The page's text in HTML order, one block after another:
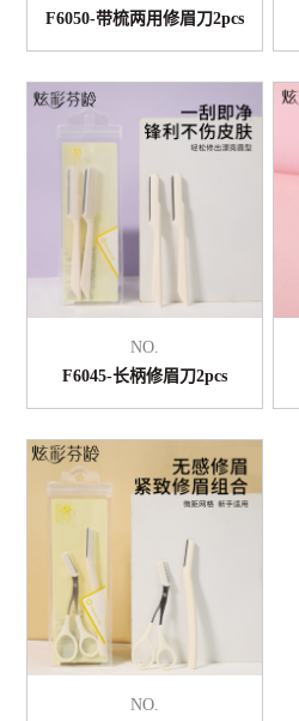
F6050-带梳两用修眉刀2pcs
NO.
F6045-长柄修眉刀2pcs
NO.